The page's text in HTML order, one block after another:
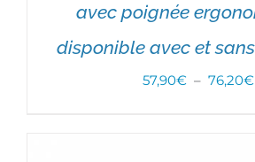
CHOIX DES OPTIONS /
avec poignée
disponible avec et
57,90€ – 76,20€